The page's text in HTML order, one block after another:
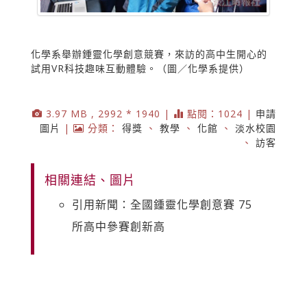
化學系舉辦鍾靈化學創意競賽，來訪的高中生開心的
試用VR科技趣味互動體驗。（圖／化學系提供）
3.97 MB , 2992 * 1940 | 點閱：1024 | 申請
圖片
| 分類： 得獎 、 教學 、 化館 、 淡水校園
、 訪客
相關連結、圖片
引用新聞：全國鍾靈化學創意賽 75
所高中參賽創新高